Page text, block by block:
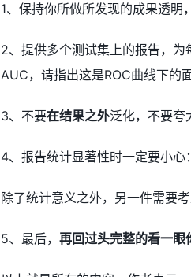
1、保持你所做所发现的成果透明
2、提供多个测试集上的报告，
AUC，请指出这是ROC曲线下的
3、不要在结果之外泛化，不要夸
4、报告统计显著性时一定要小心
除了统计意义之外，另一件需要
5、最后， 再回过头完整的看一眼